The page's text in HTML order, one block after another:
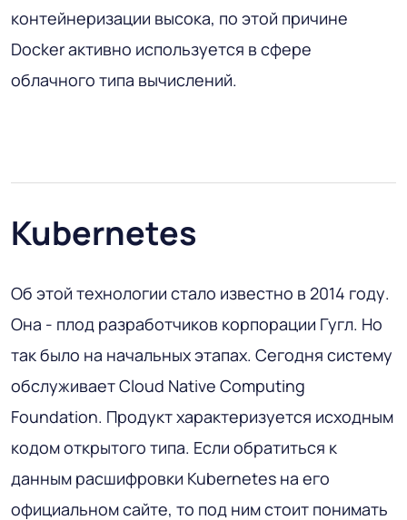
контейнеризации высока, по этой причине
Docker активно используется в сфере
облачного типа вычислений.
Kubernetes
Об этой технологии стало известно в 2014 году.
Она - плод разработчиков корпорации Гугл. Но
так было на начальных этапах. Сегодня систему
обслуживает Cloud Native Computing
Foundation. Продукт характеризуется исходным
кодом открытого типа. Если обратиться к
данным расшифровки Kubernetes на его
официальном сайте, то под ним стоит понимать